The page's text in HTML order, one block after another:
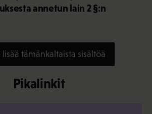
annetun lain 2 §:n
lisää tämänkaltaista sisältöä
Pikalinkit